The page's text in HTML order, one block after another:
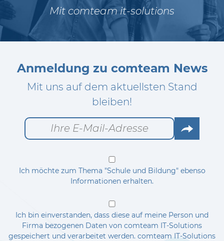
Mit comteam it-solutions
Anmeldung zu comteam News
Mit uns auf dem aktuellsten Stand
bleiben!
Ich möchte zum Thema "Schule und Bildung" ebenso
Informationen erhalten.
Ich bin einverstanden, dass diese auf meine Person und
Firma bezogenen Daten von comteam IT-Solutions
gespeichert und verarbeitet werden. comteam IT-Solutions
Go